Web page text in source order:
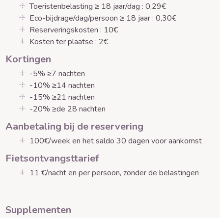
Toeristenbelasting ≥ 18 jaar/dag : 0,29€
Eco-bijdrage/dag/persoon ≥ 18 jaar : 0,30€
Reserveringskosten : 10€
Kosten ter plaatse : 2€
Kortingen
-5% ≥7 nachten
-10% ≥14 nachten
-15% ≥21 nachten
-20% ≥de 28 nachten
Aanbetaling bij de reservering
100€/week en het saldo 30 dagen voor aankomst
Fietsontvangsttarief
11 €/nacht en per persoon, zonder de belastingen
Supplementen